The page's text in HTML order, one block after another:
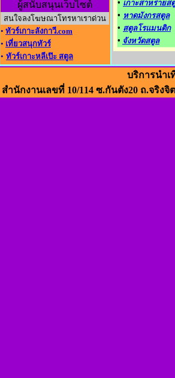
ผู้สนับสนุนเว็บไซต์
สนใจลงโฆษณาโทรหาเราด่วน
• ทัวร์เกาะลังกาวี.com
• เที่ยวสนุกทัวร์
• ทัวร์เกาะหลีเป๊ะ สตูล
• เกาะสาหร่ายส
• หาดมังกรสตูล
• สตูลโรแมนติก
• จังหวัดสตูล
บริการนำเ
สำนักงานเลขที่ 10/114 ซ.กันตัง20 ถ.จริงจิ